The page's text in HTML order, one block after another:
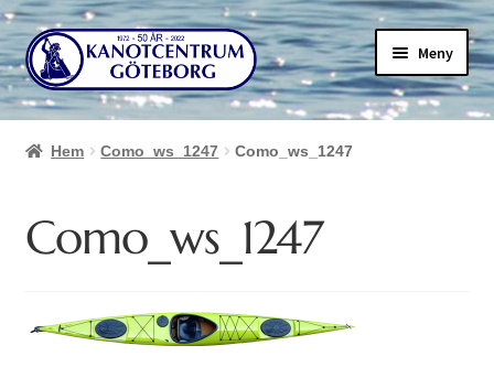
Hoppa
till
navigering
Hoppa
till
innehåll
Meny
Hem Como_ws_1247 Como_ws_1247
Como_ws_1247